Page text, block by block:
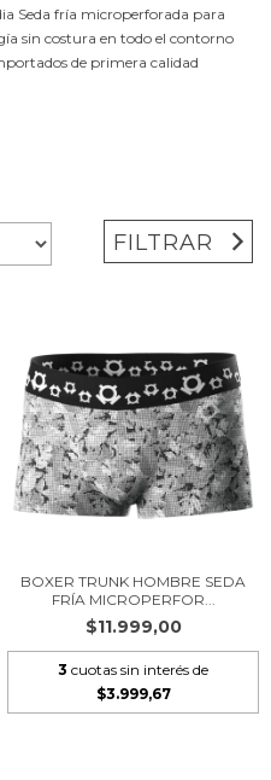
Seda fría microperforada para
sin costura en todo el contorno
de primera calidad
FILTRAR
BOXER TRUNK HOMBRE SEDA
FRÍA MICROPERFOR...
$11.999,00
3 cuotas sin interés de
$3.999,67